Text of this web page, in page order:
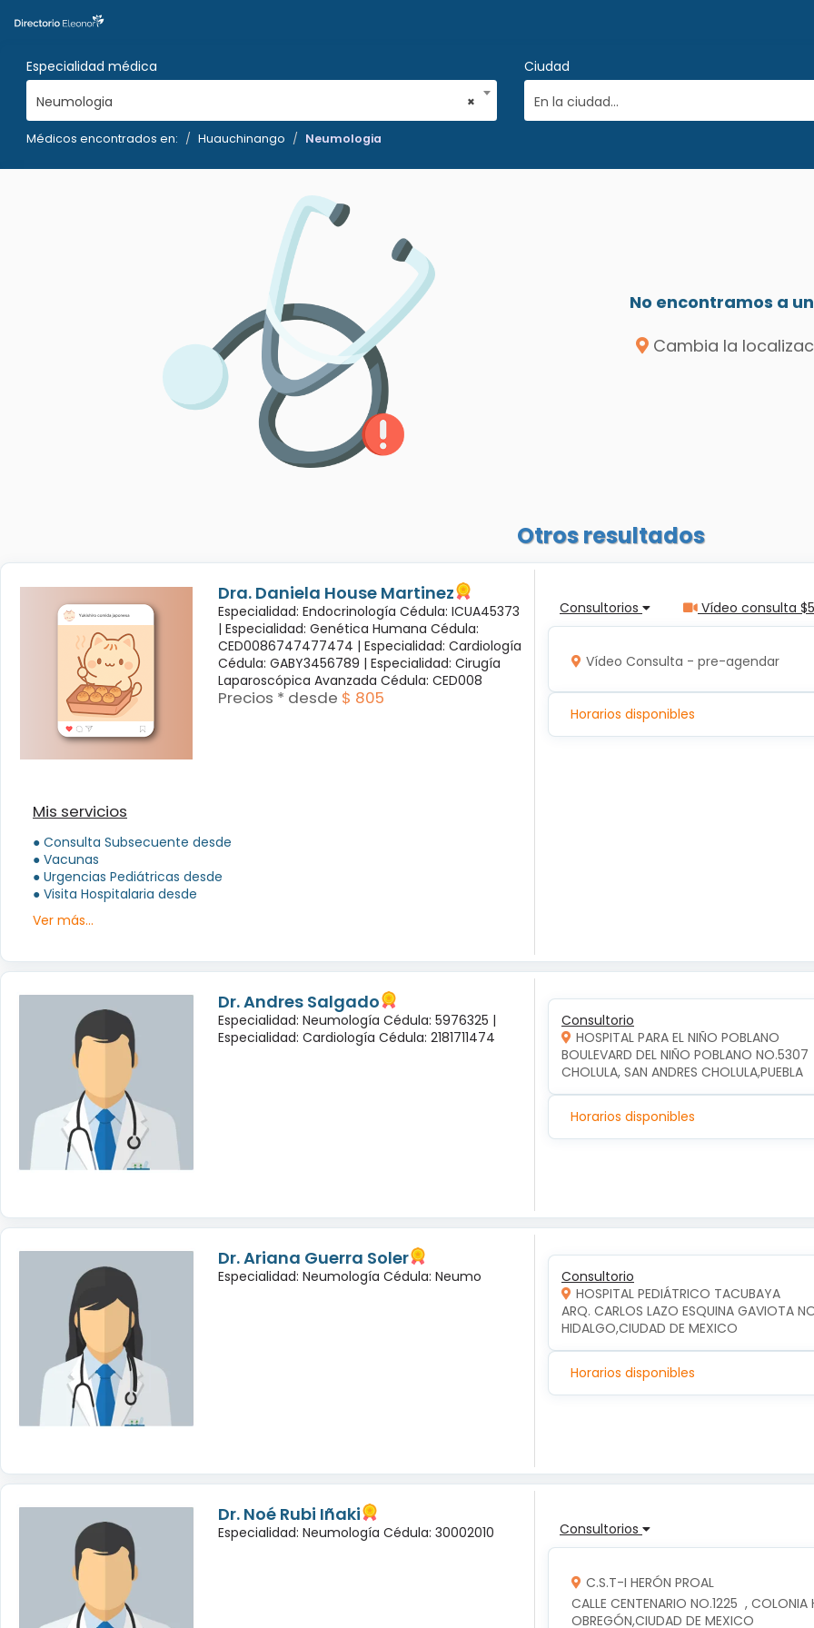
Especialidad médica
×
Neumologia
Ciudad
En la ciudad...
Médicos encontrados en: Huauchinango Neumologia
No encontramos a
Cambia la
Otros resultados
Dra. Daniela House Martinez
Especialidad: Endocrinología Cédula: ICUA45373
| Especialidad: Genética Humana Cédula:
CED0086747477474 | Especialidad: Cardiología
Cédula: GABY3456789 | Especialidad: Cirugía
Laparoscópica Avanzada Cédula: CED008
Precios * desde $ 805
Mis servicios
● Consulta Subsecuente desde
● Vacunas
● Urgencias Pediátricas desde
● Visita Hospitalaria desde
Ver más...
Consultorios Vídeo consulta
Vídeo Consulta - pre-agendar
Horarios disponibles
Dr. Andres Salgado
Especialidad: Neumología Cédula: 5976325 |
Especialidad: Cardiología Cédula: 2181711474
Consultorio
HOSPITAL PARA EL NIÑO POBLANO
BOULEVARD DEL NIÑO POBLANO
CHOLULA, SAN ANDRES CHOLULA,PUEBLA
Horarios disponibles
Dr. Ariana Guerra Soler
Especialidad: Neumología Cédula: Neumo
Consultorio
HOSPITAL PEDIÁTRICO TACUBAYA
ARQ. CARLOS LAZO ESQUINA GAVIOTA
HIDALGO,CIUDAD DE MEXICO
Horarios disponibles
Dr. Noé Rubi Iñaki
Especialidad: Neumología Cédula: 30002010 Consultorios
C.S.T-I HERÓN PROAL
CALLE CENTENARIO NO.1225  ,
OBREGÓN,CIUDAD DE MEXICO